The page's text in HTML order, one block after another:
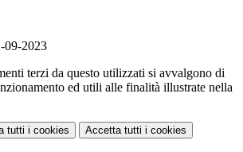
09-2023
terzi da questo utilizzati si avvalgono di
ed utili alle finalità illustrate nella
tutti i cookies Accetta tutti i cookies